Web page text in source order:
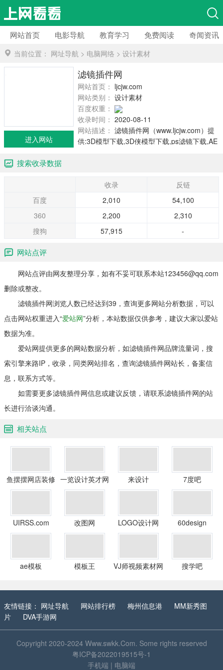
网站首页 电影导航 教育学习 免费阅读 奇闻资讯
当前位置： 网址导航 > 电脑网络 > 设计素材
滤镜插件网
网站首页： ljcjw.com
网站类别： 设计素材
百度权重：
收录时间： 2020-08-11
网站描述： 滤镜插件网（www.ljcjw.com）提
供:3D模型下载,3D侠模型下载,ps滤镜下载,AE
进入网站
搜索收录数据
收录
反链
百度
2,010
54,100
360
2,200
2,310
搜狗
57,915 -
网站点评
网站点评由网友整理分享，如有不妥可联系本站123456@qq.com
删除或整改。
滤镜插件网浏览人数已经达到39，查询更多网站分析数据，可以
点击网站权重进入“爱站网”分析，本站数据仅供参考，建议大家以爱站
数据为准。
爱站网提供更多的网站数据分析，如滤镜插件网品牌流量词，搜
索引擎来路IP，收录，同类网站排名，查询滤镜插件网站长，备案信
息，联系方式等。
如需要更多滤镜插件网信息或建议反馈，请联系滤镜插件网的站
长进行洽谈沟通。
相关站点
鱼摆摆网店装修
网
一览设计英才网 来设计 7度吧
UIRSS.com 改图网 LOGO设计网
60design
webpick
ae模板 模板王 VJ师视频素材网 搜学吧
友情链接： 网址导航 网站排行榜 梅州信息港
MM新秀图
片
DVA手游网
Copyright 2020-2024 Www.swkk.Com. Some rights reserved
粤ICP备2022019515号-1
手机端 | 电脑端